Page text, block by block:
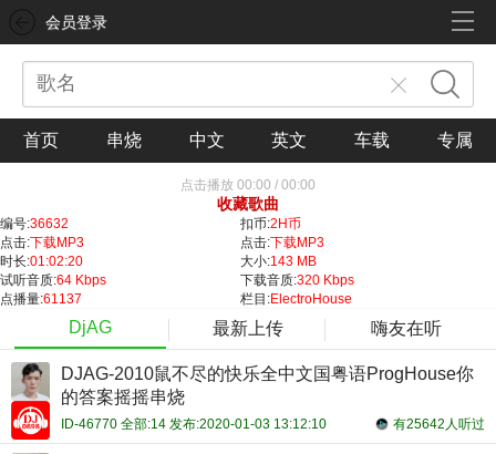
会员登录
首页 串烧 中文 英文 车载 专属
点击播放 00:00 / 00:00
收藏歌曲
编号:36632 扣币:2H币
点击:下载MP3 点击:下载MP3
时长:01:02:20 大小:143 MB
试听音质:64 Kbps 下载音质:320 Kbps
点播量:61137 栏目:ElectroHouse
DjAG 最新上传 嗨友在听
DJAG-2010鼠不尽的快乐全中文国粤语ProgHouse你
的答案摇摇串烧
有25642人听过
ID-46770 全部:14 发布:2020-01-03 13:12:10